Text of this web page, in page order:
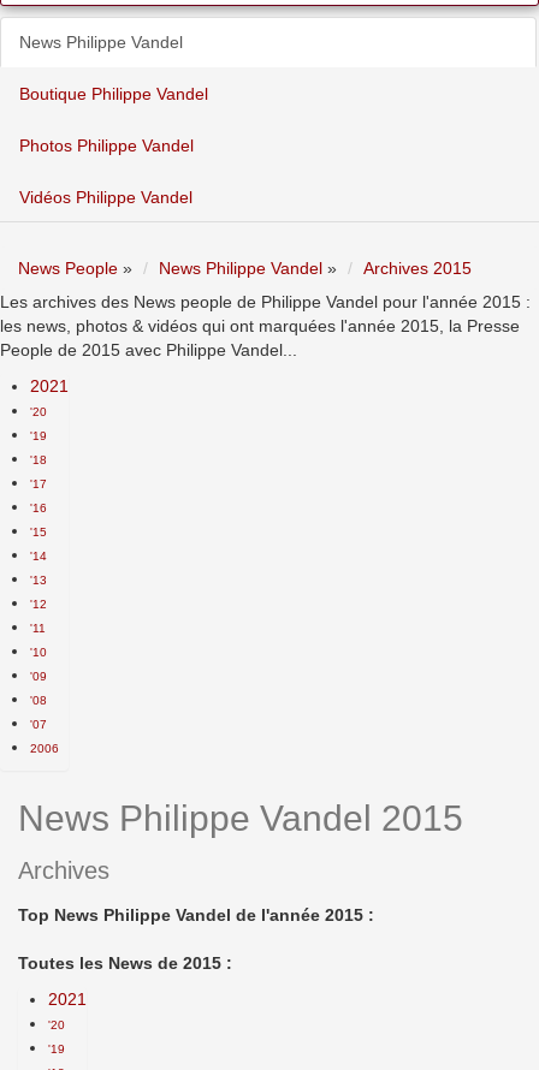
News Philippe Vandel
Boutique Philippe Vandel
Photos Philippe Vandel
Vidéos Philippe Vandel
News People » News Philippe Vandel »
Archives 2015
Les archives des News people de Philippe Vandel pour l'année 2015 :
les news, photos & vidéos qui ont marquées l'année 2015, la Presse
People de 2015 avec Philippe Vandel...
2021
'20
'19
'18
'17
'16
'15
'14
'13
'12
'11
'10
'09
'08
'07
2006
News Philippe Vandel 2015
Archives
Top News Philippe Vandel de l'année 2015 :
Toutes les News de 2015 :
2021
'20
'19